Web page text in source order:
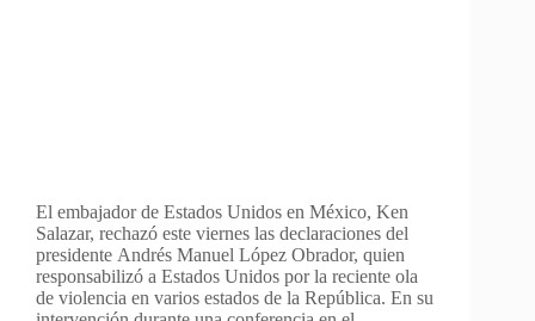
El embajador de Estados Unidos en México, Ken
Salazar, rechazó este viernes las declaraciones del
presidente Andrés Manuel López Obrador, quien
responsabilizó a Estados Unidos por la reciente ola
de violencia en varios estados de la República. En su